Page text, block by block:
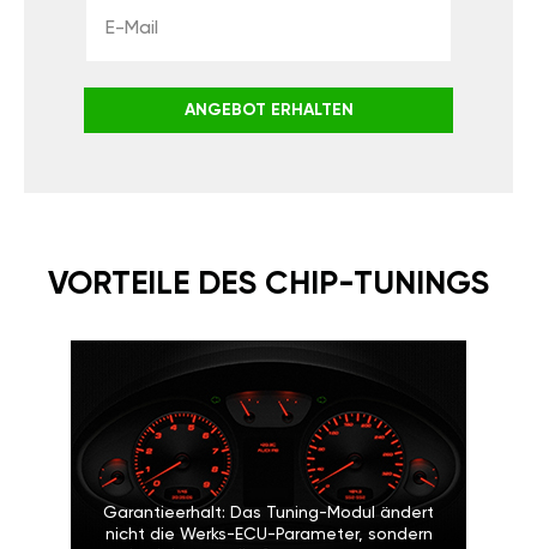
ANGEBOT ERHALTEN
VORTEILE DES CHIP-TUNINGS
Garantieerhalt: Das Tuning-Modul ändert
nicht die Werks-ECU-Parameter, sondern